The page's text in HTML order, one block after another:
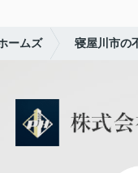
ームズ 寝屋川市の